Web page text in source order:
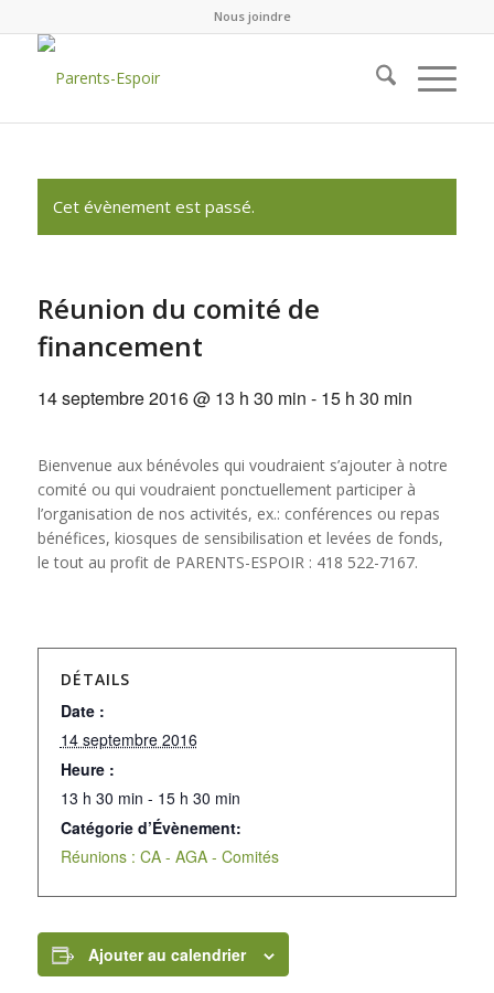
Nous joindre
Cet évènement est passé.
Réunion du comité de
financement
14 septembre 2016 @ 13 h 30 min - 15 h 30 min
Bienvenue aux bénévoles qui voudraient s’ajouter à notre
comité ou qui voudraient ponctuellement participer à
l’organisation de nos activités, ex.: conférences ou repas
bénéfices, kiosques de sensibilisation et levées de fonds,
le tout au profit de PARENTS-ESPOIR : 418 522-7167.
DÉTAILS
Date :
14 septembre 2016
Heure :
13 h 30 min - 15 h 30 min
Catégorie d’Évènement:
Réunions : CA - AGA - Comités
Ajouter au calendrier